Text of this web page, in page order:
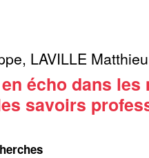
, LAVILLE Matthieu
écho dans les
savoirs